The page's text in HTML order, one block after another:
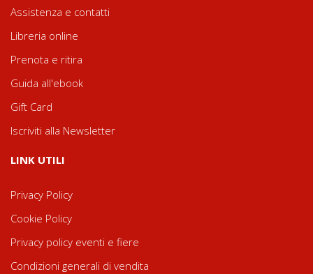
Assistenza e contatti
Libreria online
Prenota e ritira
Guida all'ebook
Gift Card
Iscriviti alla Newsletter
LINK UTILI
Privacy Policy
Cookie Policy
Privacy policy eventi e fiere
Condizioni generali di vendita